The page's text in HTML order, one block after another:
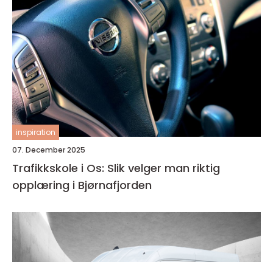
inspiration
07. December 2025
Trafikkskole i Os: Slik velger man riktig
opplæring i Bjørnafjorden